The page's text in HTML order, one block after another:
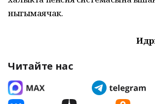
ныгымаячак.
Читайте нас